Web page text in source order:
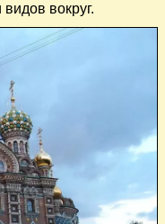
вокруг.